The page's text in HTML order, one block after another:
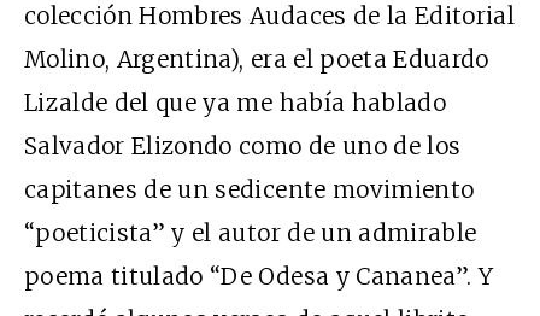
colección Hombres Audaces de la Editorial
Molino, Argentina), era el poeta Eduardo
Lizalde del que ya me había hablado
Salvador Elizondo como de uno de los
capitanes de un sedicente movimiento
“poeticista” y el autor de un admirable
poema titulado “De Odesa y Cananea”. Y